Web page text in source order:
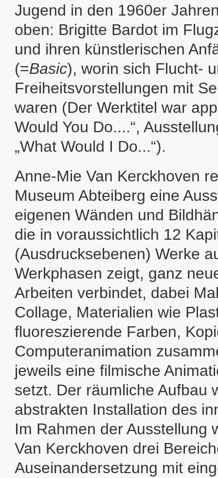
Jugend in den 1960er
oben: Brigitte Bardot im
und ihren künstlerischen
(=Basic), worin sich Flucht-
Freiheitsvorstellungen mit
waren (Der Werktitel war
Would You Do....“,
„What Would I Do...“).
Anne-Mie Van Kerckhoven
Museum Abteiberg eine
eigenen Wänden und
die in voraussichtlich 12
(Ausdrucksebenen) Werke
Werkphasen zeigt, ganz
Arbeiten verbindet, dabei
Collage, Materialien wie
fluoreszierende Farben,
Computeranimation
jeweils eine filmische
setzt. Der räumliche Aufbau
abstrakten Installation des
Im Rahmen der Ausstellung
Van Kerckhoven drei
Auseinandersetzung mit